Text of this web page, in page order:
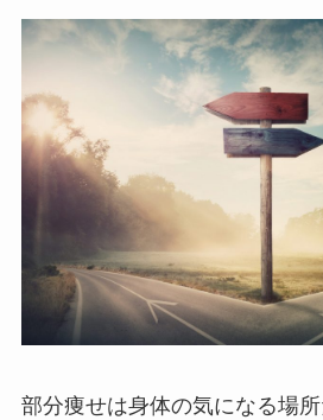
部分痩せは身体の気になる場